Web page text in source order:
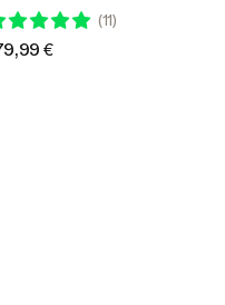
Oxford-Gewebe, für
Indoor-Pflanzenanbau
(11)
€